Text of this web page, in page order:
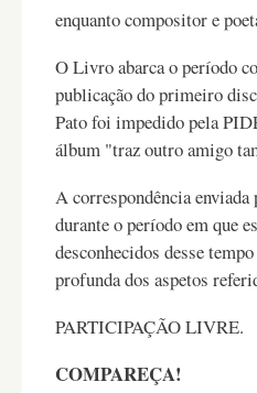
enquanto compositor e
O Livro abarca o período
publicação do primeiro
Pato foi impedido pela
álbum "traz outro amigo
A correspondência
durante o período em que
desconhecidos desse
profunda dos aspetos
PARTICIPAÇÃO LIVRE.
COMPAREÇA!